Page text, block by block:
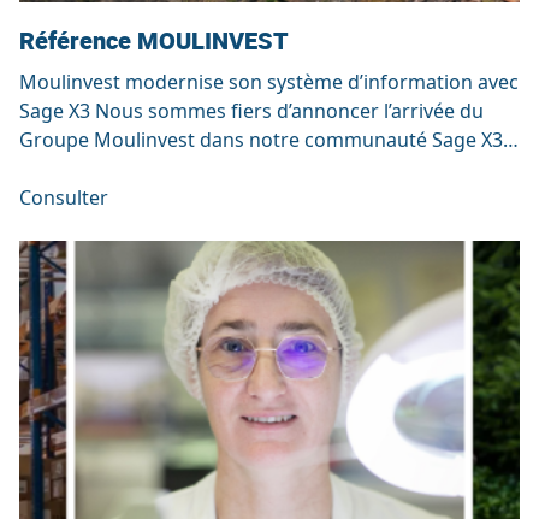
Référence MOULINVEST
Moulinvest modernise son système d’information avec
Sage X3 Nous sommes fiers d’annoncer l’arrivée du
Groupe Moulinvest dans notre communauté Sage X3,
engagé dans la filière bois Fondé en 1916, Moulinvest
valorisation énergétique. Le groupe intègre toute […]
Consulter